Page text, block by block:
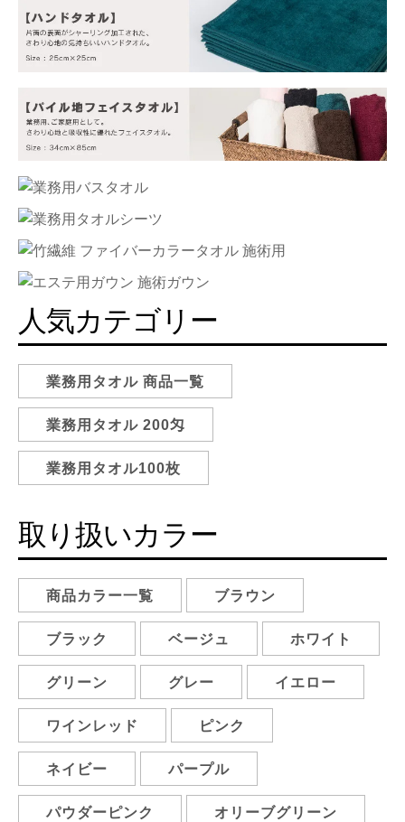
人気カテゴリー
業務用タオル 商品一覧
業務用タオル 200匁
業務用タオル100枚
取り扱いカラー
商品カラー一覧 ブラウン
ブラック ベージュ ホワイト
グリーン グレー イエロー
ワインレッド ピンク
ネイビー パープル
パウダーピンク オリーブグリーン